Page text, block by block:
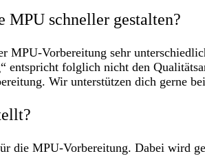
MPU schneller gestalten?
MPU-Vorbereitung sehr
entspricht folglich nicht den
Wir unterstützen dich gerne
die MPU-Vorbereitung. Dabei wird